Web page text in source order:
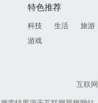
特色推荐
科技 生活 旅游
游戏
互联